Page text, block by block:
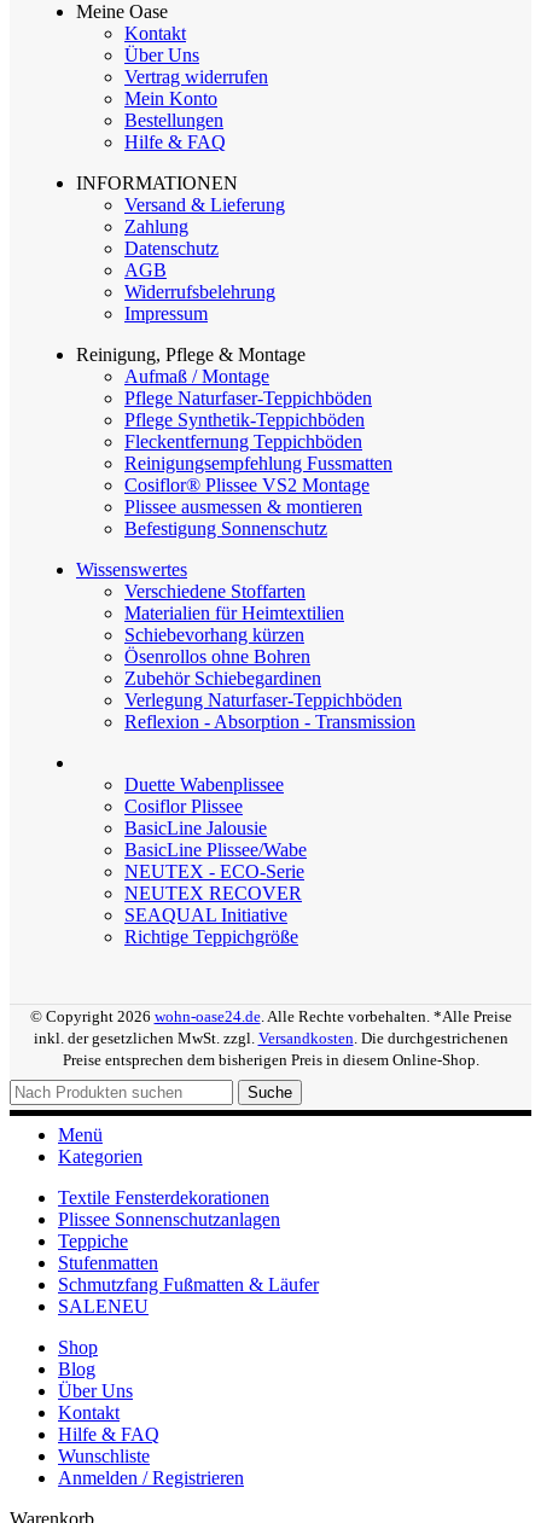
Meine Oase
Kontakt
Über Uns
Vertrag widerrufen
Mein Konto
Bestellungen
Hilfe & FAQ
INFORMATIONEN
Versand & Lieferung
Zahlung
Datenschutz
AGB
Widerrufsbelehrung
Impressum
Reinigung, Pflege & Montage
Aufmaß / Montage
Pflege Naturfaser-Teppichböden
Pflege Synthetik-Teppichböden
Fleckentfernung Teppichböden
Reinigungsempfehlung Fussmatten
Cosiflor® Plissee VS2 Montage
Plissee ausmessen & montieren
Befestigung Sonnenschutz
Wissenswertes
Verschiedene Stoffarten
Materialien für Heimtextilien
Schiebevorhang kürzen
Ösenrollos ohne Bohren
Zubehör Schiebegardinen
Verlegung Naturfaser-Teppichböden
Reflexion - Absorption - Transmission
Duette Wabenplissee
Cosiflor Plissee
BasicLine Jalousie
BasicLine Plissee/Wabe
NEUTEX - ECO-Serie
NEUTEX RECOVER
SEAQUAL Initiative
Richtige Teppichgröße
© Copyright 2026 wohn-oase24.de. Alle Rechte vorbehalten. *Alle Preise
inkl. der gesetzlichen MwSt. zzgl. Versandkosten. Die durchgestrichenen
Preise entsprechen dem bisherigen Preis in diesem Online-Shop.
Suche
Menü
Kategorien
Textile Fensterdekorationen
Plissee Sonnenschutzanlagen
Teppiche
Stufenmatten
Schmutzfang Fußmatten & Läufer
SALENEU
Shop
Blog
Über Uns
Kontakt
Hilfe & FAQ
Wunschliste
Anmelden / Registrieren